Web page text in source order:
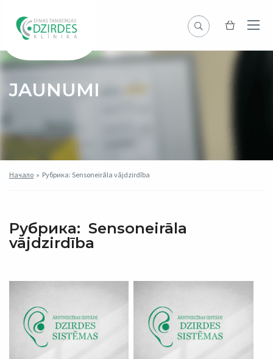
JAUNUMI
Начало » Рубрика: Sensoneirāla vājdzirdība
Рубрика: Sensoneirāla
vājdzirdība